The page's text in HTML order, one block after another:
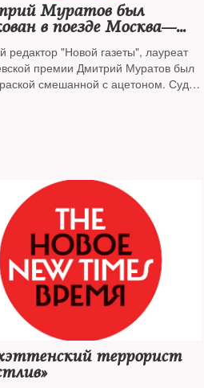
Муратов был
в поезде Москва—
редактор "Новой газеты", лауреат
премии Дмитрий Муратов был
смешанной с ацетоном. Судя
террорист